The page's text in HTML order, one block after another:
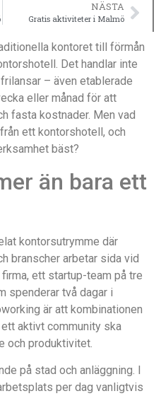
NÄSTA
Gratis aktiviteter i Malmö
kontoret till förmån
Det handlar inte
– även etablerade
eller månad för att
fasta kostnader. Men vad
ett kontorshotell, och
bäst?
än bara ett
kontorsutrymme där
branscher arbetar sida vid
ett startup-team på tre
spenderar två dagar i
är att kombinationen
aktivt community ska
och produktivitet.
på stad och anläggning. I
per dag vanligtvis